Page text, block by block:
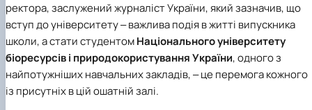
ректора, заслужений журналіст України, який зазначив, що
вступ до університету ‒ важлива подія в житті випускника
школи, а стати студентомНаціонального університету
біоресурсів і природокористування України, одного з
найпотужніших навчальних закладів, ‒ це перемога кожного
із присутніх в цій ошатній залі.